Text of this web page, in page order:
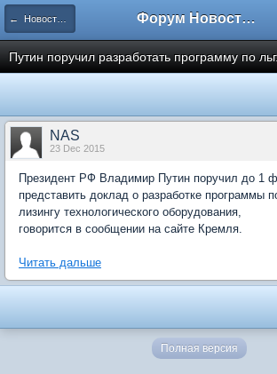
← Новости рынка недвижимости Форум Новостройки
Путин поручил разработать программу по
NAS
23 Dec 2015
Президент РФ Владимир Путин поручил до 1
представить доклад о разработке программы
лизингу технологического оборудования,
говорится в сообщении на сайте Кремля.
Читать дальше
Полная версия